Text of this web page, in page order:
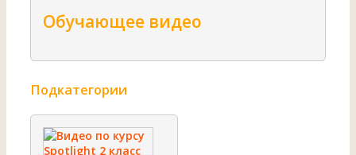
Обучающее видео
Подкатегории